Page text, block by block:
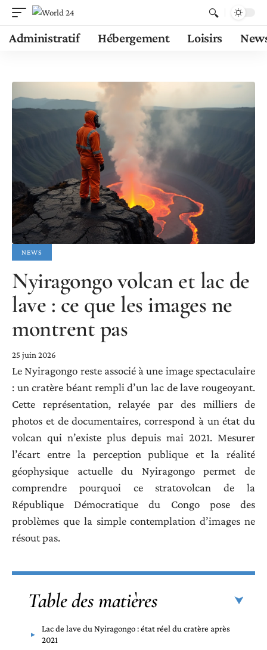
Administratif Hébergement Loisirs
NEWS
Nyiragongo volcan et lac de
lave : ce que les images ne
montrent pas
25 juin 2026
Le Nyiragongo reste associé à une image spectaculaire
: un cratère béant rempli d’un lac de lave rougeoyant.
Cette représentation, relayée par des milliers de
photos et de documentaires, correspond à un état du
volcan qui n’existe plus depuis mai 2021. Mesurer
l’écart entre la perception publique et la réalité
géophysique actuelle du Nyiragongo permet de
comprendre pourquoi ce stratovolcan de la
République Démocratique du Congo pose des
problèmes que la simple contemplation d’images ne
résout pas.
Table des matières
Lac de lave du Nyiragongo : état réel du cratère après
2021